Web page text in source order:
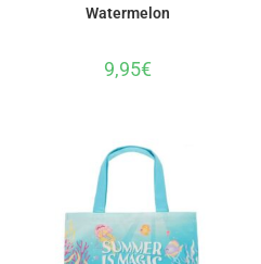
Watermelon
9,95€